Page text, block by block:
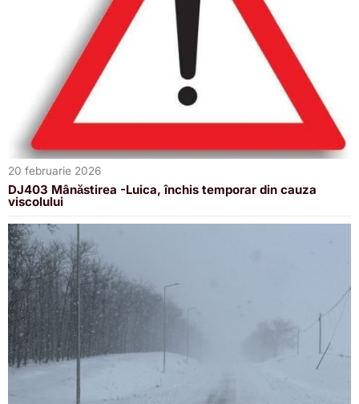
20 februarie 2026
DJ403 Mânăstirea -Luica, închis temporar din cauza
viscolului